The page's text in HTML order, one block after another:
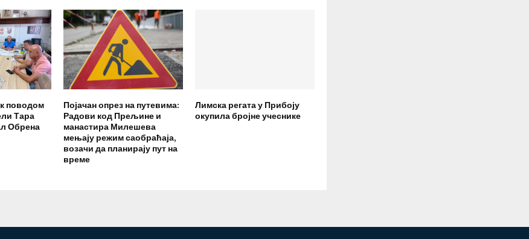
поводом
Тара
Обрена
Појачан опрез на путевима:
Радови код Прељине и
манастира Милешева
мењају режим саобраћаја,
возачи да планирају пут на
време
Лимска регата у Прибоју
окупила бројне учеснике